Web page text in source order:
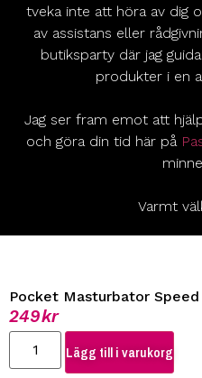
tveka inte att höra av dig
av assistans eller
butiksparty där jag
produkter i en
Jag ser fram emot att
och göra din tid här på
Varmt
Pocket Masturbator Speed
249kr
Lägg till i varukorg